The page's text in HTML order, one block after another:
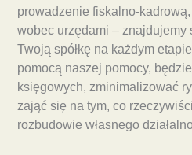
prowadzenie fiskalno-
wobec urzędami – znajdujemy
Twoją spółkę na każdym
pomocą naszej pomocy,
księgowych, zminimalizować
zająć się na tym, co
rozbudowie własnego